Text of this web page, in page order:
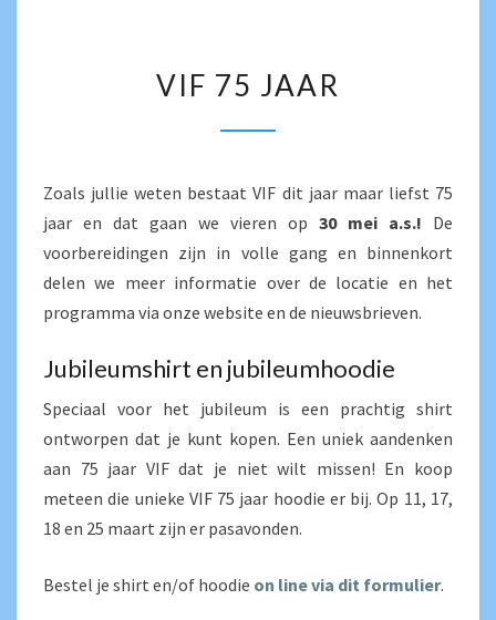
75
VIF 75 JAAR
Zoals jullie weten bestaat VIF dit jaar maar liefst 75
jaar en dat gaan we vieren op 30 mei a.s.! De
voorbereidingen zijn in volle gang en binnenkort
delen we meer informatie over de locatie en het
programma via onze website en de nieuwsbrieven.
Jubileumshirt en jubileumhoodie
Speciaal voor het jubileum is een prachtig shirt
ontworpen dat je kunt kopen. Een uniek aandenken
aan 75 jaar VIF dat je niet wilt missen! En koop
meteen die unieke VIF 75 jaar hoodie er bij. Op 11, 17,
18 en 25 maart zijn er pasavonden.
Bestel je shirt en/of hoodie on line via dit formulier.